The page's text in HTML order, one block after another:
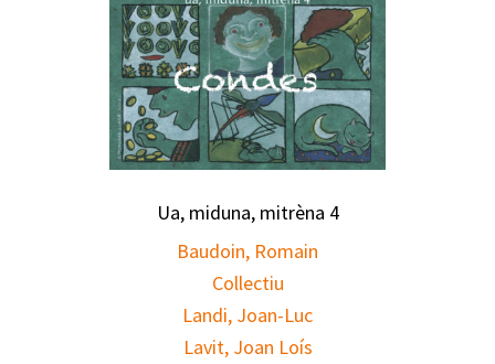
Ua, miduna, mitrèna 4
Baudoin, Romain
Collectiu
Landi, Joan-Luc
Lavit, Joan Loís